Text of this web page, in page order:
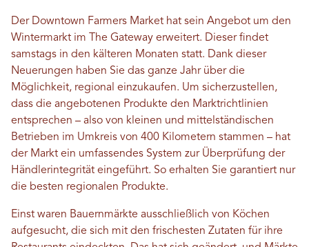
Der Downtown Farmers Market hat sein Angebot um den
Wintermarkt im The Gateway erweitert. Dieser findet
samstags in den kälteren Monaten statt. Dank dieser
Neuerungen haben Sie das ganze Jahr über die
Möglichkeit, regional einzukaufen. Um sicherzustellen,
dass die angebotenen Produkte den Marktrichtlinien
entsprechen – also von kleinen und mittelständischen
Betrieben im Umkreis von 400 Kilometern stammen – hat
der Markt ein umfassendes System zur Überprüfung der
Händlerintegrität eingeführt. So erhalten Sie garantiert nur
die besten regionalen Produkte.
Einst waren Bauernmärkte ausschließlich von Köchen
aufgesucht, die sich mit den frischesten Zutaten für ihre